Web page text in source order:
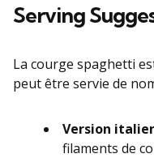
Serving
La courge spaghetti
peut être servie de
Version
filaments de